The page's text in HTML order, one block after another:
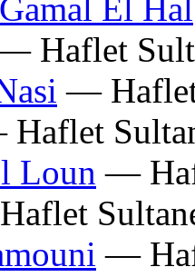
El Hal
Haflet
— Haflet
Loun —
—